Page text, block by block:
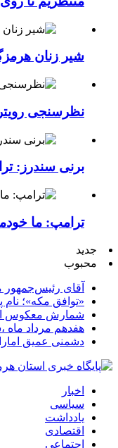
شیر زنان
نظرسنجی
برنی سندرز:
ترامپ: ما
جدید
محبوب
آقای رئیس‌جمهور
«توافق مکه»؛
شمارش معکوس
هفدهم مرداد ماه
دشمنی عمیق
اخبار
سیاسی
یادداشت
اقتصادی
اجتماعی